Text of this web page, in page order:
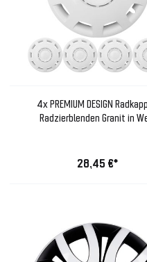
4x PREMIUM DESIGN
Radzierblenden Granit in
28,45 €*